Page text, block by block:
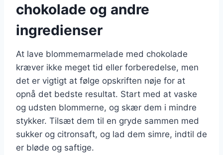
chokolade og andre
ingredienser
At lave blommemarmelade med chokolade
kræver ikke meget tid eller forberedelse, men
det er vigtigt at følge opskriften nøje for at
opnå det bedste resultat. Start med at vaske
og udsten blommerne, og skær dem i mindre
stykker. Tilsæt dem til en gryde sammen med
sukker og citronsaft, og lad dem simre, indtil de
er bløde og saftige.